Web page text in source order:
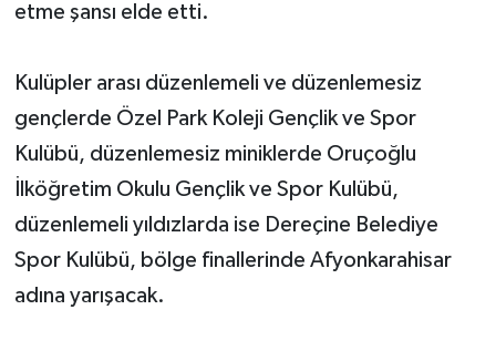
etme şansı elde etti.
Kulüpler arası düzenlemeli ve düzenlemesiz
gençlerde Özel Park Koleji Gençlik ve Spor
Kulübü, düzenlemesiz miniklerde Oruçoğlu
İlköğretim Okulu Gençlik ve Spor Kulübü,
düzenlemeli yıldızlarda ise Dereçine Belediye
Spor Kulübü, bölge finallerinde Afyonkarahisar
adına yarışacak.